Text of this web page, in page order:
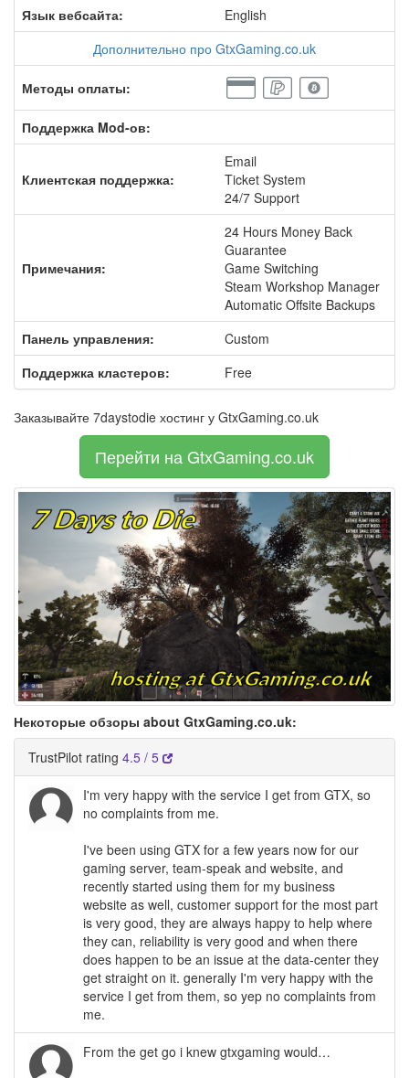
Язык вебсайта:
English
Дополнительно про GtxGaming.co.uk
Методы оплаты:
Поддержка Mod-ов:
Клиентская поддержка:
Email
Ticket System
24/7 Support
Примечания:
24 Hours Money Back
Guarantee
Game Switching
Steam Workshop Manager
Automatic Offsite Backups
Панель управления:
Custom
Поддержка кластеров:
Free
Заказывайте 7daystodie хостинг у GtxGaming.co.uk
Перейти на GtxGaming.co.uk
Некоторые обзоры about GtxGaming.co.uk:
TrustPilot rating 4.5 / 5
I'm very happy with the service I get from GTX, so
no complaints from me.
I've been using GTX for a few years now for our
gaming server, team-speak and website, and
recently started using them for my business
website as well, customer support for the most part
is very good, they are always happy to help where
they can, reliability is very good and when there
does happen to be an issue at the data-center they
get straight on it. generally I'm very happy with the
service I get from them, so yep no complaints from
me.
From the get go i knew gtxgaming would…